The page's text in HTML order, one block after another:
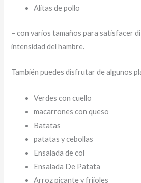
Alitas de pollo
– con varios tamaños para satisfacer
intensidad del hambre.
También puedes disfrutar de algunos
Verdes con cuello
macarrones con queso
Batatas
patatas y cebollas
Ensalada de col
Ensalada De Patata
Arroz picante y frijoles